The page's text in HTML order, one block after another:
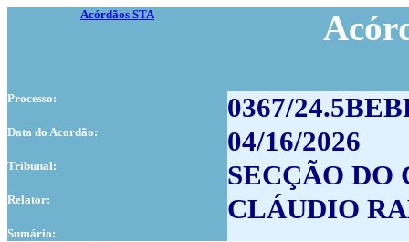
Acórdãos STA
Processo: 0367/
Data do Acordão: 04/16/2026
Tribunal: SECÇÃO
Relator: CLÁUDIO
Sumário: